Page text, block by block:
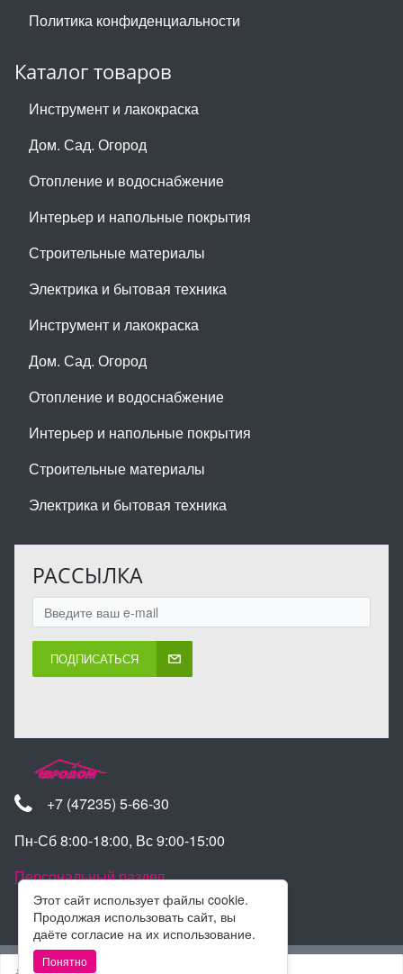
Этот сайт использует файлы cookie.
Продолжая использовать сайт, вы
даёте согласие на их использование.
Понятно
Политика конфиденциальности
Каталог товаров
Инструмент и лакокраска
Дом. Сад. Огород
Отопление и водоснабжение
Интерьер и напольные покрытия
Строительные материалы
Электрика и бытовая техника
Инструмент и лакокраска
Дом. Сад. Огород
Отопление и водоснабжение
Интерьер и напольные покрытия
Строительные материалы
Электрика и бытовая техника
РАССЫЛКА
ПОДПИСАТЬСЯ
+7 (47235) 5-66-30
Пн-Сб 8:00-18:00, Вс 9:00-15:00
Персональный раздел
Наверх